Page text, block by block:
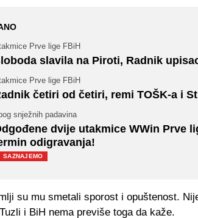
Prve lige FBiH
slavila na Piroti, Radnik
Prve lige FBiH
četiri od četiri, remi TOŠK-a i
snježnih padavina
dvije utakmice WWin Prve
odigravanja!
SAZNAJEMO
su mu smetali sporost i opuštenost.
i BiH nema previše toga da kaže.